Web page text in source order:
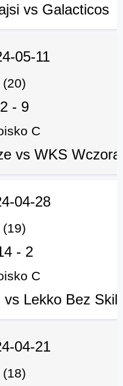
vs Galacticos
05-11
(20)
2 - 9
C
vs WKS
04-28
(19)
- 2
C
Lekko Bez
04-21
(18)